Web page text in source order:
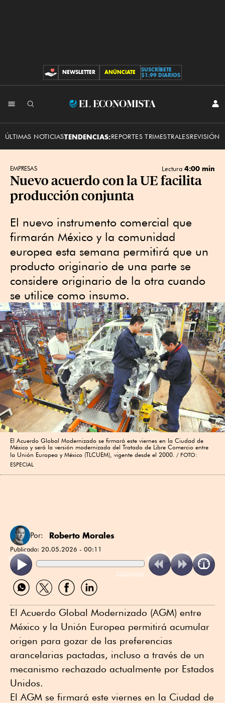
CONTRIBUCIONES
NEWSLETTER ANÚNCIATE
SUSCRÍBETE
$1.99 DIARIOS
El
ÚLTIMAS NOTICIASTENDENCIAS:REPORTES TRIMESTRALESREVISIÓN
EMPRESAS Lectura 4:00 min
Nuevo acuerdo con la UE facilita
producción conjunta
El nuevo instrumento comercial que
firmarán México y la comunidad
europea esta semana permitirá que un
producto originario de una parte se
considere originario de la otra cuando
se utilice como insumo.
El Acuerdo Global Modernizado se firmará este viernes en la Ciudad de
México y será la versión modernizada del Tratado de Libre Comercio entre
la Unión Europea y México (TLCUEM), vigente desde el 2000.
FOTO:
ESPECIAL
Por: Roberto Morales
Publicado: 20.05.2026 - 00:11
ReadSpeaker
Compartir
por
Compartir
por
Compartir
por
Compartir
por
El Acuerdo Global Modernizado (AGM) entre
México y la Unión Europea permitirá acumular
origen para gozar de las preferencias
arancelarias pactadas, incluso a través de un
mecanismo rechazado actualmente por Estados
Unidos.
El AGM se firmará este viernes en la Ciudad de